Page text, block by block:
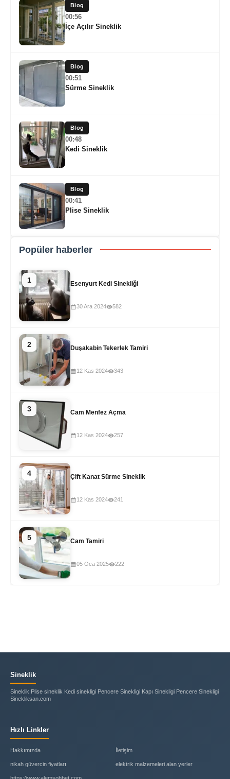
Blog
00:56
İçe Açılır Sineklik
Blog
00:51
Sürme Sineklik
Blog
00:48
Kedi Sineklik
Blog
00:41
Plise Sineklik
Popüler haberler
1 Esenyurt Kedi Sinekliği
30 Ara 2024 582
2 Duşakabin Tekerlek Tamiri
12 Kas 2024 343
3 Cam Menfez Açma
12 Kas 2024 257
4 Çift Kanat Sürme Sineklik
12 Kas 2024 241
5 Cam Tamiri
05 Oca 2025 222
Sineklik
Sineklik Plise sineklik Kedi sinekligi Pencere Sinekligi Kapı Sinekligi Pencere Sinekligi
Sinekliksan.com
Hızlı Linkler
Hakkımızda İletişim
nikah güvercin fiyatları elektrik malzemeleri alan yerler